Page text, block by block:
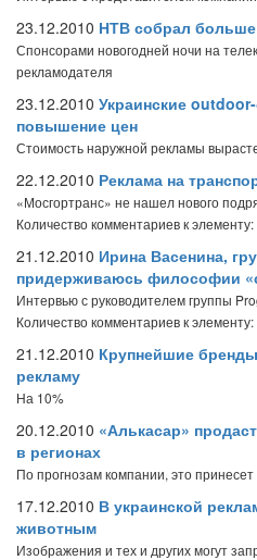
23.12.2010 НТВ собрал
Спонсорами новогодней ночи на
рекламодателя
23.12.2010 Украинские
повышение цен
Стоимость наружной рекламы
22.12.2010 Реклама на
«Мосгортранс» не нашел нового
Количество комментариев к элементу:
21.12.2010 Ирина Васенина,
придерживаюсь философии
Интервью с руководителем группы
Количество комментариев к
21.12.2010 Крупнейшие
рекламу
На 10%
20.12.2010 «Алькасар»
в регионах
По прогнозам компании, это
17.12.2010 В украинской
животным
Изображения и тех и других могут